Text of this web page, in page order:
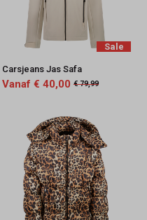
Sale
Carsjeans Jas Safa
Vanaf € 40,00 € 79,99